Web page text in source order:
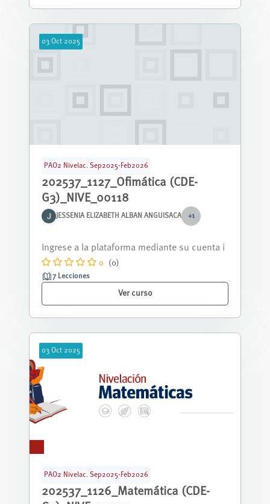
03 Oct 2025
PAO2 Nivelac. Sep2025-Feb2026
202537_1127_Ofimática (CDE-
G3)_NIVE_00118
JESSENIA ELIZABETH ALBAN ANGUISACA +1
septiembre 2025 - febrero 2026.
0 (0)
7 Lecciones
Ver curso
03 Oct 2025
PAO2 Nivelac. Sep2025-Feb2026
202537_1126_Matemática (CDE-